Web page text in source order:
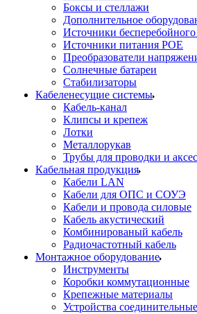
Боксы и стеллажи
Дополнительное
Источники
Источники питания POE
Преобразователи
Солнечные батареи
Стабилизаторы
Кабеленесущие системы
Кабель-канал
Клипсы и крепеж
Лотки
Металлорукав
Трубы для проводки и
Кабельная продукция
Кабели LAN
Кабели для ОПС и СОУЭ
Кабели и провода силовые
Кабель акустический
Комбинированый кабель
Радиочастотный кабель
Монтажное оборудование
Инструменты
Коробки коммутационные
Крепежные материалы
Устройства соединительные